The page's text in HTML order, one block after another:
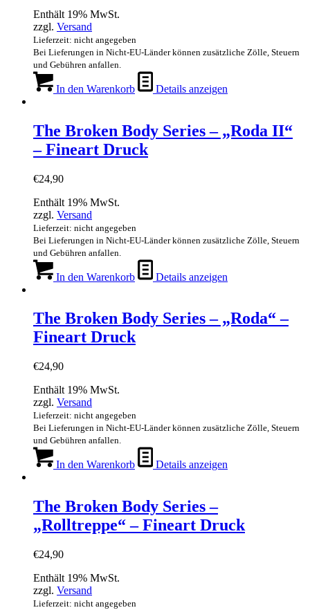
Enthält 19% MwSt.
zzgl. Versand
Lieferzeit: nicht angegeben
Bei Lieferungen in Nicht-EU-Länder können zusätzliche Zölle, Steuern
und Gebühren anfallen.
In den Warenkorb Details anzeigen
The Broken Body Series – „Roda II“
– Fineart Druck
€24,90
Enthält 19% MwSt.
zzgl. Versand
Lieferzeit: nicht angegeben
Bei Lieferungen in Nicht-EU-Länder können zusätzliche Zölle, Steuern
und Gebühren anfallen.
In den Warenkorb Details anzeigen
The Broken Body Series – „Roda“ –
Fineart Druck
€24,90
Enthält 19% MwSt.
zzgl. Versand
Lieferzeit: nicht angegeben
Bei Lieferungen in Nicht-EU-Länder können zusätzliche Zölle, Steuern
und Gebühren anfallen.
In den Warenkorb Details anzeigen
The Broken Body Series –
„Rolltreppe“ – Fineart Druck
€24,90
Enthält 19% MwSt.
zzgl. Versand
Lieferzeit: nicht angegeben